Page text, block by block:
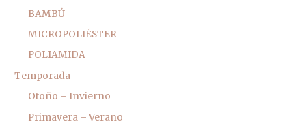
BAMBÚ
MICROPOLIÉSTER
POLIAMIDA
Temporada
Otoño – Invierno
Primavera – Verano